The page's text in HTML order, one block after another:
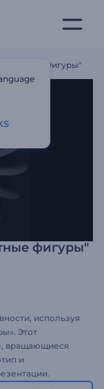
Фигуры"
фигуры"
используя
Этот
вращающиеся
и